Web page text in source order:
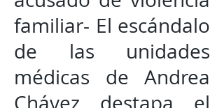
familiar- El escándalo
de las unidades
médicas de Andrea
Chávez destapa el